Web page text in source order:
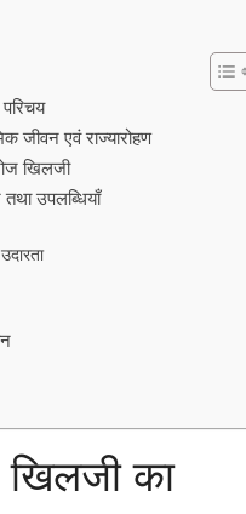
जीवन एवं राज्यारोहण
खिलजी
उपलब्धियाँ
खिलजी का